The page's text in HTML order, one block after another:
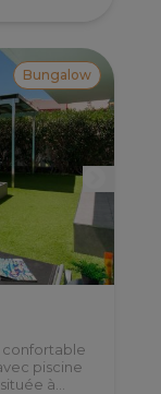
Bungalow
confortable
piscine
à